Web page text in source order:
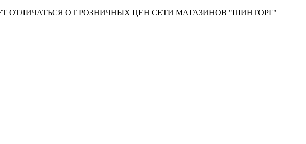
ОТЛИЧАТЬСЯ ОТ РОЗНИЧНЫХ ЦЕН СЕТИ МАГАЗИНОВ "ШИНТОРГ"